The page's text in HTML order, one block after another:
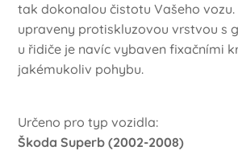
tak dokonalou čistotu Vašeho
upraveny protiskluzovou vrstvou s
u řidiče je navíc vybaven fixačními
jakémukoliv pohybu.
Určeno pro typ vozidla:
Škoda Superb (2002-2008)